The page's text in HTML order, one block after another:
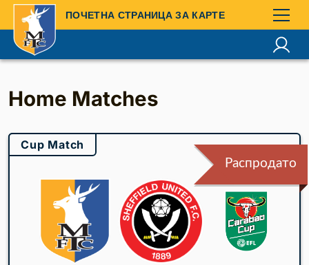
ПОЧЕТНА СТРАНИЦА ЗА КАРТЕ
Home Matches
Cup Match
Распродато